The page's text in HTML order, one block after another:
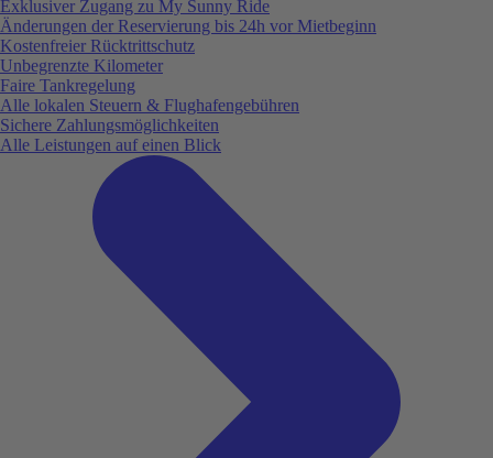
Exklusiver Zugang zu My Sunny Ride
Änderungen der Reservierung bis 24h vor Mietbeginn
Kostenfreier Rücktrittschutz
Unbegrenzte Kilometer
Faire Tankregelung
Alle lokalen Steuern & Flughafengebühren
Sichere Zahlungsmöglichkeiten
Alle Leistungen auf einen Blick